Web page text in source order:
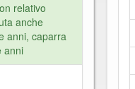
relativo
anche
anni, caparra
anni